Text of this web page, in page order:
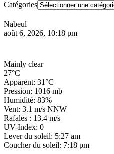
Catégories
Nabeul
août 6, 2026, 10:18 pm
Mainly clear
27°C
Apparent: 31°C
Pression: 1016 mb
Humidité: 83%
Vent: 3.1 m/s NNW
Rafales : 13.4 m/s
UV-Index: 0
Lever du soleil: 5:27 am
Coucher du soleil: 7:18 pm